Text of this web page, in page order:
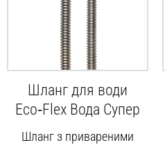
Шланг для води
Eco‑Flex Вода Супер
Шланг з привареними